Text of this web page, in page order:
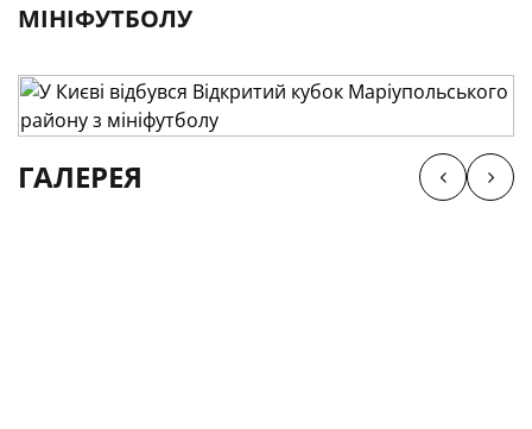
МІНІФУТБОЛУ
ГАЛЕРЕЯ